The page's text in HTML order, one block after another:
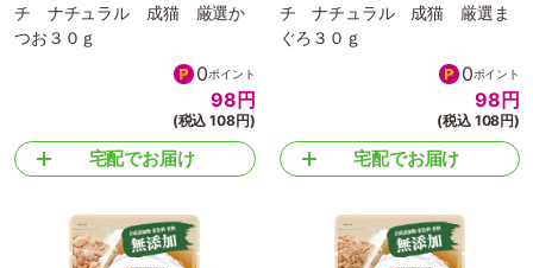
チ ナチュラル 成猫 厳選か
つお３０ｇ
0ポイント
98円
(税込 108円)
宅配でお届け
チ ナチュラル 成猫 厳選ま
ぐろ３０ｇ
0ポイント
98円
(税込 108円)
宅配でお届け